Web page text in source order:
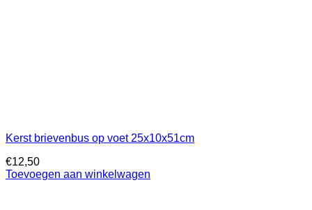
Kerst brievenbus op voet 25x10x51cm
€12,50
Toevoegen aan winkelwagen